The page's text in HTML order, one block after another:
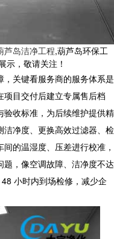
芦岛洁净工程,葫芦岛环保工
示，敬请关注！
，关键看服务商的服务体系是
项目交付后建立专属售后档
收标准，为后续维护提供精
净度、更换高效过滤器、检
的温湿度、压差进行校准，
，像空调故障、洁净度不达
小时内到场检修，减少企